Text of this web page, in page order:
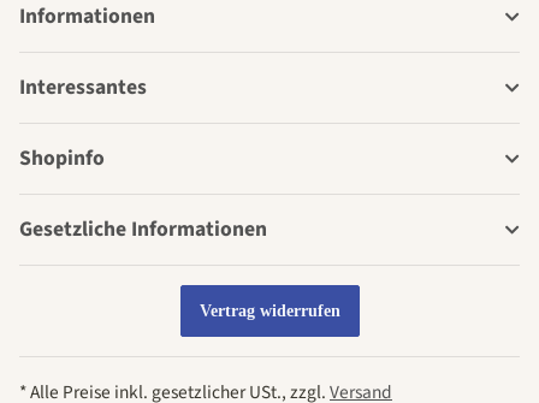
Informationen
Interessantes
Shopinfo
Gesetzliche Informationen
Vertrag widerrufen
* Alle Preise inkl. gesetzlicher USt., zzgl.Versand